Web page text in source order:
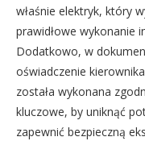
właśnie elektryk, który
prawidłowe wykonanie
Dodatkowo, w
oświadczenie
została wykonana
kluczowe, by uniknąć
zapewnić bezpieczną